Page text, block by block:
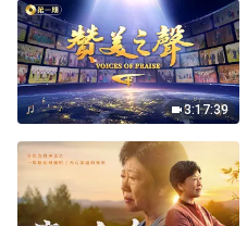
3:17:39